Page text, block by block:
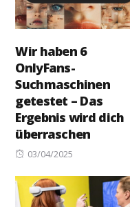
Wir haben 6
OnlyFans-
Suchmaschinen
getestet – Das
Ergebnis wird dich
überraschen
Posted
03/04/2025